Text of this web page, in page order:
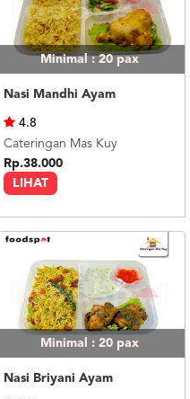
Minimal : 20pax
Nasi Mandhi Ayam
LIHAT
4.8
Cateringan Mas Kuy
Rp.38.000
Minimal : 20 pax
Nasi Briyani Ayam